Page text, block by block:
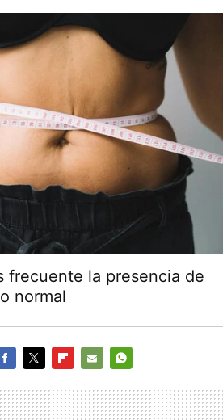
frecuente la presencia de
normal
MAIL